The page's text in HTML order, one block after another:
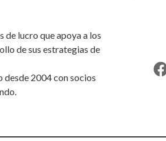
de lucro que apoya a los
de sus estrategias de
2004 con socios